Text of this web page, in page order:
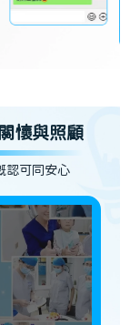
懷與照顧
認可同安心